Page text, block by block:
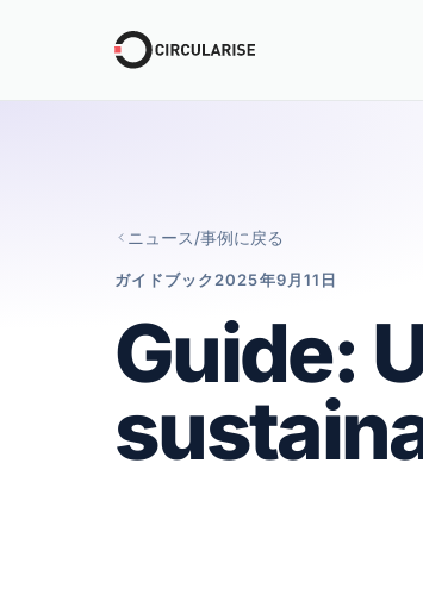
ニュース/事例に戻る
ガイドブック 2025年9月11日
Guide: